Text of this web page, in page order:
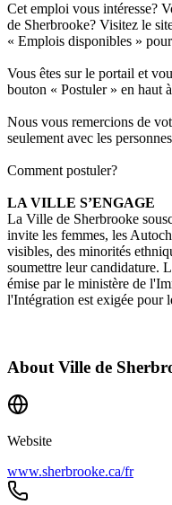
Cet emploi vous intéresse?
de Sherbrooke? Visitez le
« Emplois disponibles »
Vous êtes sur le portail et
bouton « Postuler » en haut
Nous vous remercions de
seulement avec les
Comment postuler?
LA VILLE S’ENGAGE
La Ville de Sherbrooke
invite les femmes, les
visibles, des minorités
soumettre leur candidature.
émise par le ministère de
l'Intégration est exigée pour
About Ville de
Website
www.sherbrooke.ca/fr